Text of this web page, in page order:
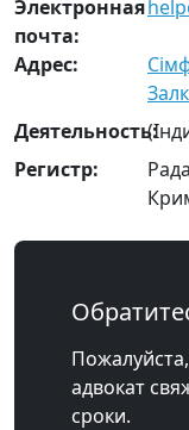
Электронная
почта:
Адрес:
Деятельность:
Регистр:
адвокат
сроки.